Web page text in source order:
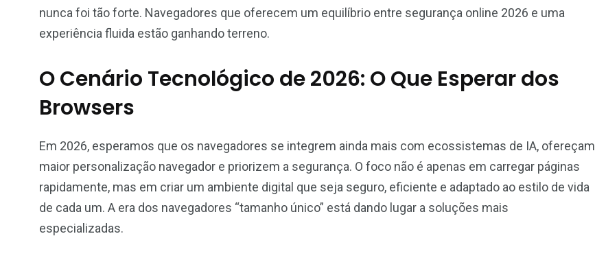
nunca foi tão forte. Navegadores que oferecem um equilíbrio entre segurança online 2026 e uma
experiência fluida estão ganhando terreno.
O Cenário Tecnológico de 2026: O Que Esperar dos
Browsers
Em 2026, esperamos que os navegadores se integrem ainda mais com ecossistemas de IA, ofereçam
maior personalização navegador e priorizem a segurança. O foco não é apenas em carregar páginas
rapidamente, mas em criar um ambiente digital que seja seguro, eficiente e adaptado ao estilo de vida
de cada um. A era dos navegadores “tamanho único” está dando lugar a soluções mais
especializadas.